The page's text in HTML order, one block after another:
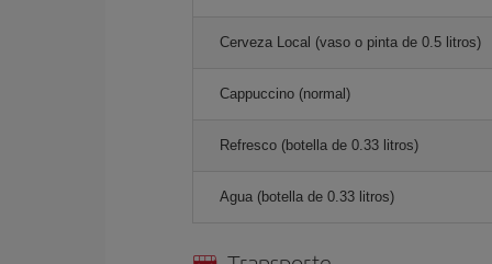
Cerveza Local (vaso o pinta de 0.5 litros)
Cappuccino (normal)
Refresco (botella de 0.33 litros)
Agua (botella de 0.33 litros)